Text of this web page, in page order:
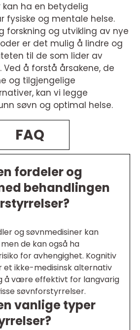
kan ha en betydelig
fysiske og mentale helse.
forskning og utvikling av nye
er det mulig å lindre og
til de som lider av
Ved å forstå årsakene, de
og tilgjengelige
kan vi legge
søvn og optimal helse.
FAQ
fordeler og
behandlingen
og søvnmedisiner kan
de kan også ha
for avhengighet. Kognitiv
ikke-medisinsk alternativ
å være effektivt for langvarig
søvnforstyrrelser.
vanlige typer